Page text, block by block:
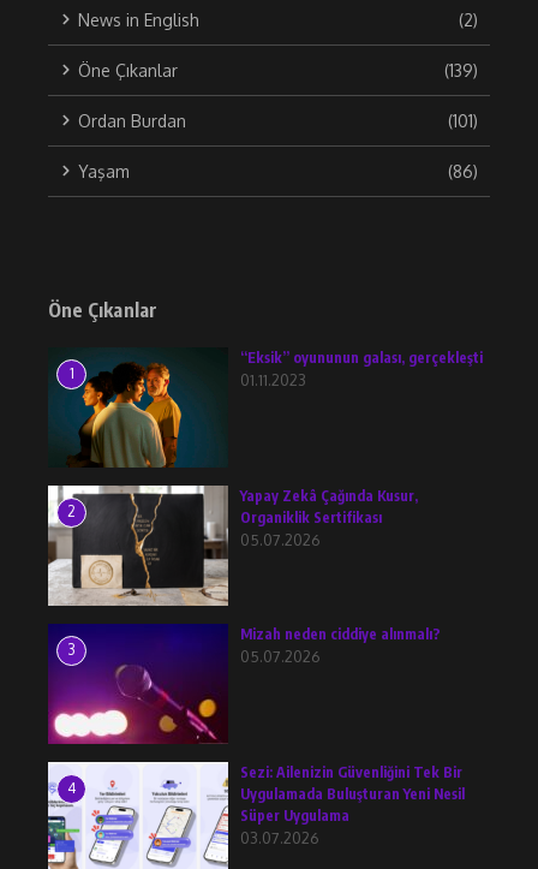
News in English (2)
Öne Çıkanlar (139)
Ordan Burdan (101)
Yaşam (86)
Öne Çıkanlar
1
“Eksik” oyununun galası, gerçekleşti
01.11.2023
2
Yapay Zekâ Çağında Kusur,
Organiklik Sertifikası
05.07.2026
3
Mizah neden ciddiye alınmalı?
05.07.2026
4
Sezi: Ailenizin Güvenliğini Tek Bir
Uygulamada Buluşturan Yeni Nesil
Süper Uygulama
03.07.2026